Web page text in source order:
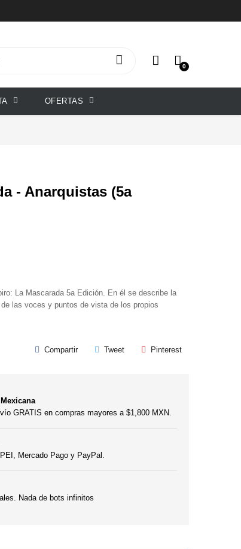
0
OFERTAS
- Anarquistas (5a
La Mascarada 5a Edición. En él se describe la
las voces y puntos de vista de los propios
Compartir Tweet Pinterest
GRATIS en compras mayores a $1,800 MXN.
Mercado Pago y PayPal.
Nada de bots infinitos